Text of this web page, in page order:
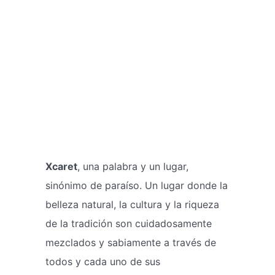
Xcaret, una palabra y un lugar,
sinónimo de paraíso. Un lugar donde la
belleza natural, la cultura y la riqueza
de la tradición son cuidadosamente
mezclados y sabiamente a través de
todos y cada uno de sus